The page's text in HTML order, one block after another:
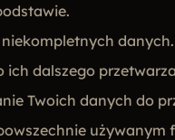
danych.
ich dalszego
Twoich danych do
używanym